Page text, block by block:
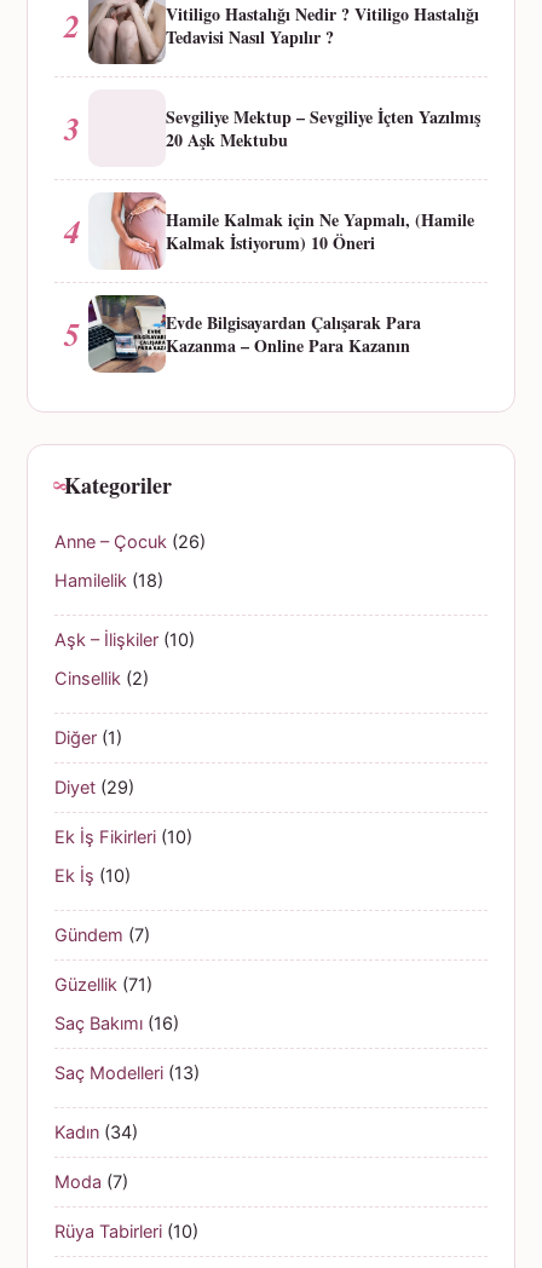
2
Vitiligo Hastalığı Nedir ? Vitiligo Hastalığı
Tedavisi Nasıl Yapılır ?
3
Sevgiliye Mektup – Sevgiliye İçten Yazılmış
20 Aşk Mektubu
4
Hamile Kalmak için Ne Yapmalı, (Hamile
Kalmak İstiyorum) 10 Öneri
5
Evde Bilgisayardan Çalışarak Para
Kazanma – Online Para Kazanın
Kategoriler
Anne – Çocuk (26)
Hamilelik (18)
Aşk – İlişkiler (10)
Cinsellik (2)
Diğer (1)
Diyet (29)
Ek İş Fikirleri (10)
Ek İş (10)
Gündem (7)
Güzellik (71)
Saç Bakımı (16)
Saç Modelleri (13)
Kadın (34)
Moda (7)
Rüya Tabirleri (10)